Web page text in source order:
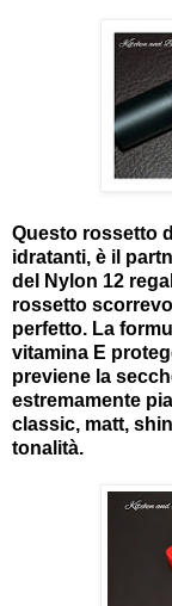
Questo rossetto
idratanti, è il
del Nylon 12
rossetto
perfetto. La
vitamina E
previene la
estremamente
classic, matt,
tonalità.